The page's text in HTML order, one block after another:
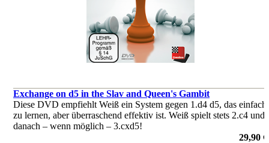
Exchange on d5 in the Slav and Queen's Gambit
Diese DVD empfiehlt Weiß ein System gegen 1.d4 d5, das einfach
zu lernen, aber überraschend effektiv ist. Weiß spielt stets 2.c4 und
danach – wenn möglich – 3.cxd5!
29,90 €